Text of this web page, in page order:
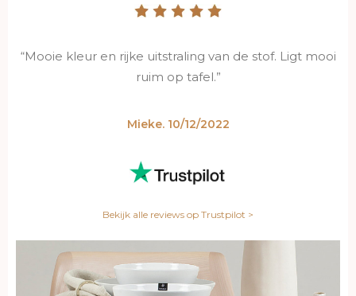
“Mooie kleur en rijke uitstraling van de stof. Ligt mooi
ruim op tafel.”
Mieke. 10/12/2022
Bekijk alle reviews op Trustpilot >